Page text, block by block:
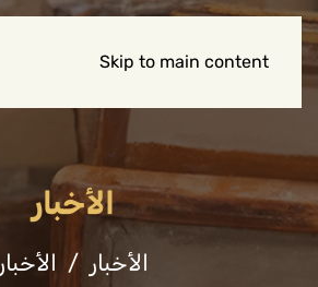
Skip to main content
الأخبار
الأخبار الأخبار